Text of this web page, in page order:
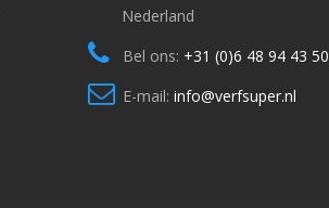
Nederland
Bel ons: +31 (0)6 48 94 43 50
E-mail: info@verfsuper.nl